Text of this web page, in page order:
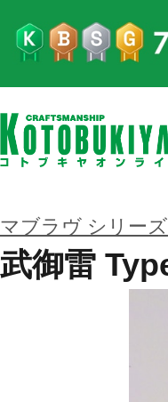
マブラヴ シリーズ
武御雷